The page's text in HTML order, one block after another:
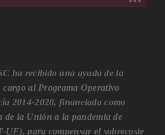
ha recibido una ayuda de la
al Programa Operativo
2014-2020, financiada como
de la Unión a la pandemia de
para compensar el sobrecoste